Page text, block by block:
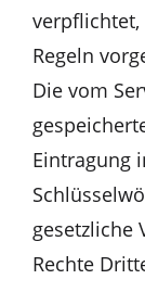
verpflichtet,
Regeln
Die vom
Eintragung
gesetzliche
Rechte